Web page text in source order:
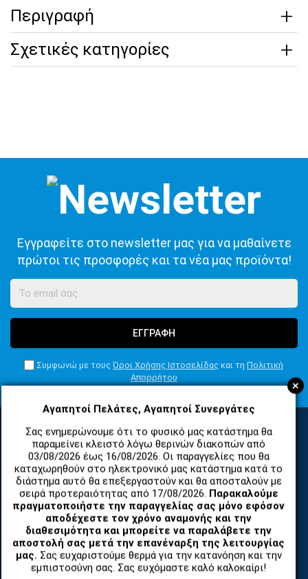
+
Αγαπητοί Πελάτες, Αγαπητοί Συνεργάτες
Σας ενημερώνουμε ότι το φυσικό μας κατάστημα θα
παραμείνει κλειστό λόγω θερινών διακοπών από
03/08/2026 έως 16/08/2026. Οι παραγγελίες που θα
καταχωρηθούν στο ηλεκτρονικό μας κατάστημα κατά το
διάστημα αυτό θα επεξεργαστούν και θα αποσταλούν με
σειρά προτεραιότητας από 17/08/2026. Παρακαλούμε
πραγματοποιήστε την παραγγελίας σας μόνο εφόσον
αποδέχεστε τον χρόνο αναμονής και την
διαθεσιμότητα και μπορείτε να παραλάβετε την
αποστολή σας μετά την επανέναρξη της λειτουργίας
μας. Σας ευχαριστούμε θερμά για την κατανόηση και την
εμπιστοσύνη σας. Σας ευχόμαστε καλό καλοκαίρι!
Περιγραφή
Σχετικές κατηγορίες
Εγγραφείτε στο newsletter μας για να μαθαίνετε
πρώτοι τις προσφορές και τα νέα μας προϊόντα!
ΕΓΓΡΑΦΗ
Συμφωνώ με τους Όροι Χρήσης Ιστοσελίδας και τη Πολιτική
Απορρήτου
ΚΑΤΗΓΟΡΙΕΣ
ΑΝΤΑΛΛΑΚΤΙΚΑ ΚΑΙ ΑΞΕΣΟΥΑΡ ΚΙΝΗΤΩΝ ΤΗΛΕΦΩΝΩΝ
TABLET
ΤΗΛΕΠΙΚΟΙΝΩΝΙΕΣ, ΑΣΥΡΜΑΤΑ, FCT